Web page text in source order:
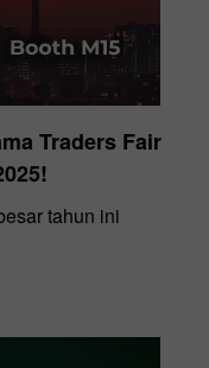
Traders Fair
tahun ini